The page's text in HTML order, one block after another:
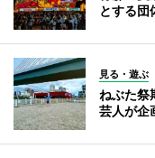
とする団
見る・遊ぶ
ねぶた祭
芸人が企